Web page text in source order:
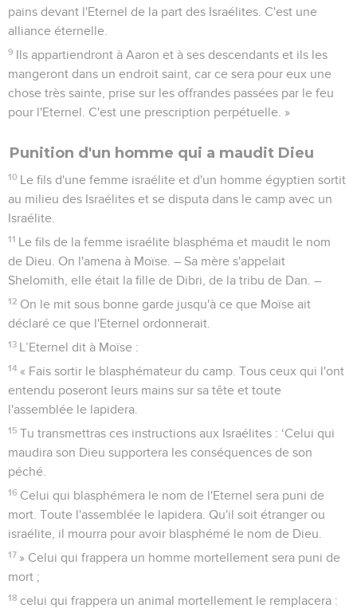
pains devant l'Eternel de la part des Israélites. C'est une
alliance éternelle.
9 Ils appartiendront à Aaron et à ses descendants et ils les
mangeront dans un endroit saint, car ce sera pour eux une
chose très sainte, prise sur les offrandes passées par le feu
pour l'Eternel. C'est une prescription perpétuelle. »
Punition d'un homme qui a maudit Dieu
10 Le fils d'une femme israélite et d'un homme égyptien sortit
au milieu des Israélites et se disputa dans le camp avec un
Israélite.
11 Le fils de la femme israélite blasphéma et maudit le nom
de Dieu. On l'amena à Moïse. – Sa mère s'appelait
Shelomith, elle était la fille de Dibri, de la tribu de Dan. –
12 On le mit sous bonne garde jusqu'à ce que Moïse ait
déclaré ce que l'Eternel ordonnerait.
13 L’Eternel dit à Moïse :
14 « Fais sortir le blasphémateur du camp. Tous ceux qui l'ont
entendu poseront leurs mains sur sa tête et toute
l'assemblée le lapidera.
15 Tu transmettras ces instructions aux Israélites : ‘Celui qui
maudira son Dieu supportera les conséquences de son
péché.
16 Celui qui blasphémera le nom de l'Eternel sera puni de
mort. Toute l'assemblée le lapidera. Qu'il soit étranger ou
israélite, il mourra pour avoir blasphémé le nom de Dieu.
17 » Celui qui frappera un homme mortellement sera puni de
mort ;
18 celui qui frappera un animal mortellement le remplacera :